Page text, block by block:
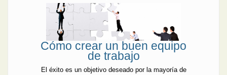
Cómo crear un buen equipo
de trabajo
El éxito es un objetivo deseado por la mayoría de